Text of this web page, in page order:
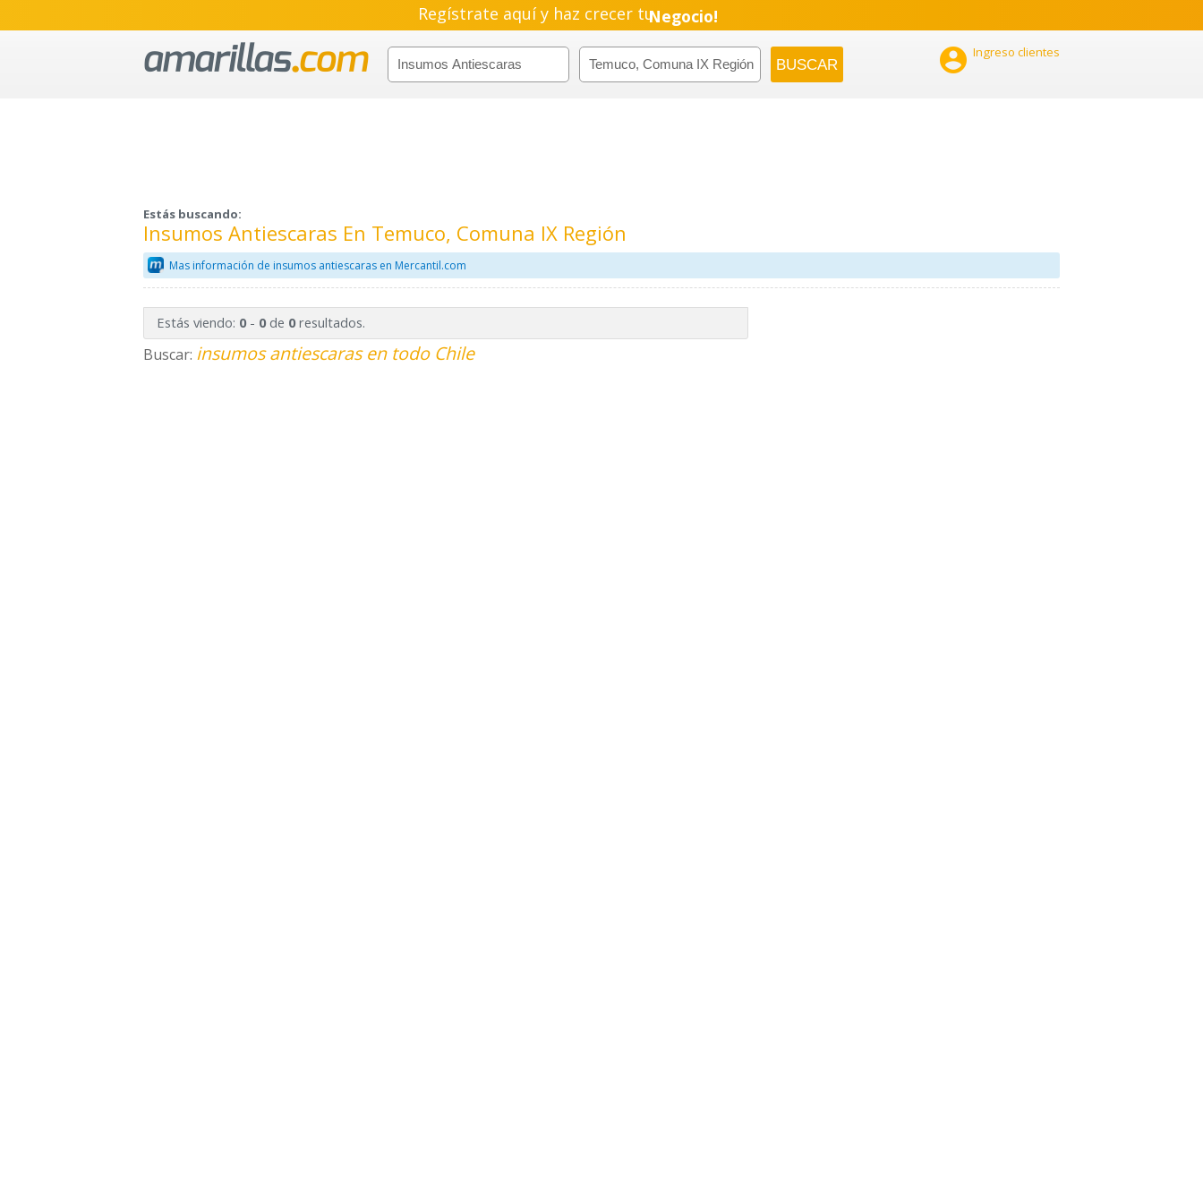
Regístrate aquí y haz crecer tuNegocio!
Pyme!
Emprendimiento!
 Ingreso clientes
Estás buscando:
Insumos Antiescaras En Temuco, Comuna IX Región
Mas información de insumos antiescaras en Mercantil.com
Estás viendo: 0- 0de 0resultados.
Buscar: insumos antiescaras en todo Chile